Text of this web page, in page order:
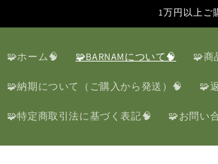
1万円以上ご
🧩ホーム🧠 🧩BARNAMについて🧠 🧩商
🧩納期について（ご購入から発送）🧠 🧩
🧩特定商取引法に基づく表記🧠 🧩お問い